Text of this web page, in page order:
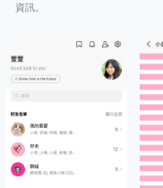
資訊。